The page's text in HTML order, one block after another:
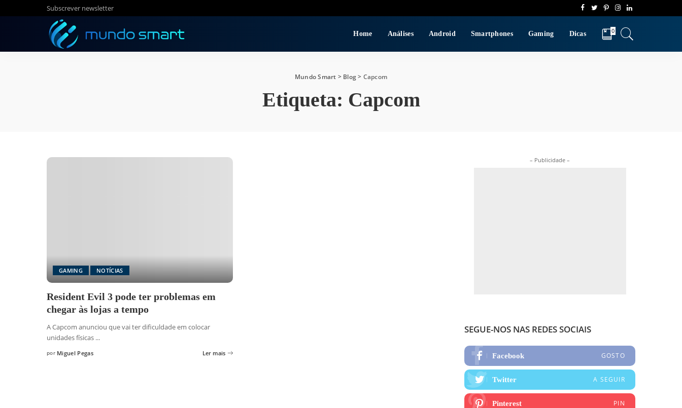
Subscrever newsletter
Home Análises Android Smartphones Gaming Dicas 0
Mundo Smart > Blog> Capcom
Etiqueta: Capcom
GAMING NOTÍCIAS
Resident Evil 3 pode ter problemas em
chegar às lojas a tempo
A Capcom anunciou que vai ter dificuldade em colocar
unidades físicas ...
Posted
por Miguel Pegas Ler mais
– Publicidade –
SEGUE-NOS NAS REDES SOCIAIS
Facebook GOSTO
Twitter A SEGUIR
Pinterest PIN